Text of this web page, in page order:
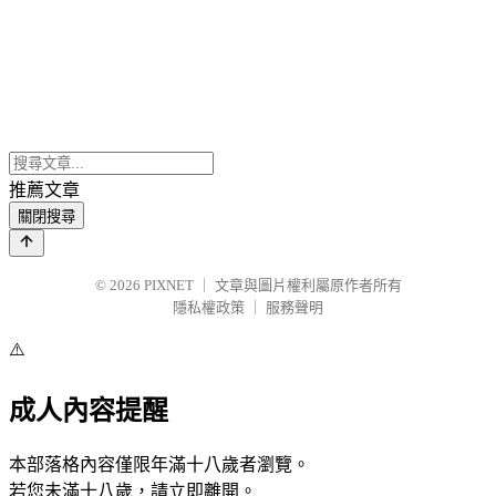
推薦文章
關閉搜尋
© 2026 PIXNET
文章與圖片權利屬原作者所有
隱私權政策
服務聲明
⚠️
成人內容提醒
本部落格內容僅限年滿十八歲者瀏覽。
若您未滿十八歲，請立即離開。